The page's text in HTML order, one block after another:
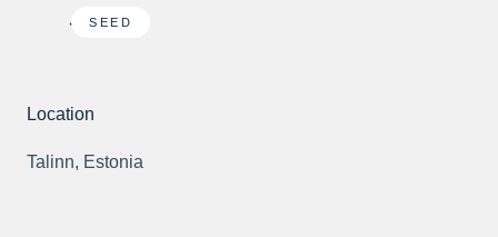
SEED
Location
Talinn, Estonia